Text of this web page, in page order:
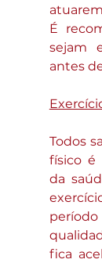
É
sejam
antes
Todos
físico é
da
fica